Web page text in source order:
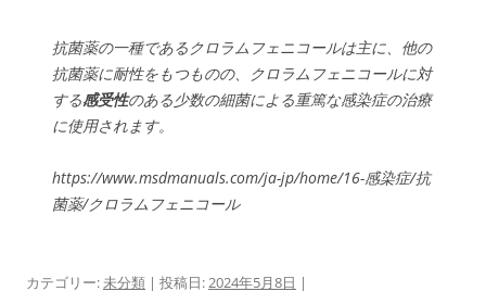
抗菌薬の一種であるクロラムフェニコールは主に、他の
抗菌薬に耐性をもつものの、クロラムフェニコールに対
する感受性のある少数の細菌による重篤な感染症の治療
に使用されます。
https://www.msdmanuals.com/ja-jp/home/16-感染症/抗
菌薬/クロラムフェニコール
カテゴリー:未分類 | 投稿日:2024年5月8日 |